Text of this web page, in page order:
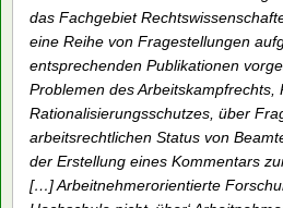
[1] So heißt es bspw. im HWP-